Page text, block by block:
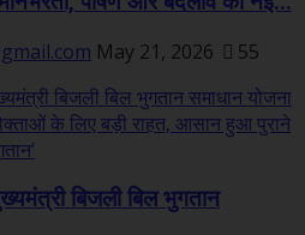
May 21, 2026 55
बिजली बिल भुगतान